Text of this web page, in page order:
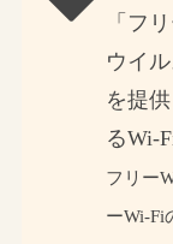
「フ
ウイ
を提
るWi-
フリー
ーWi-Fi